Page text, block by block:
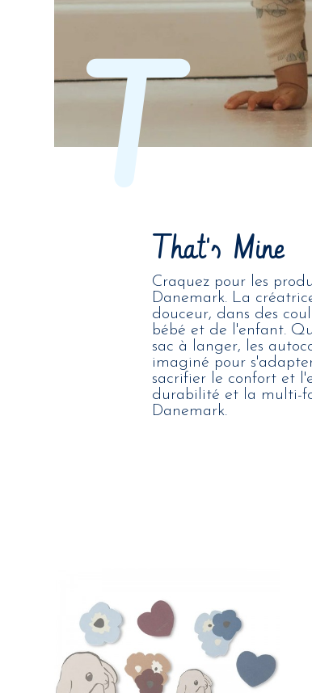
TThat's Mine
Craquez pour les
Danemark. La
douceur, dans des
bébé et de l'enfant.
sac à langer, les
imaginé pour
sacrifier le confort et
durabilité et la multi-
Danemark.
26,00 €